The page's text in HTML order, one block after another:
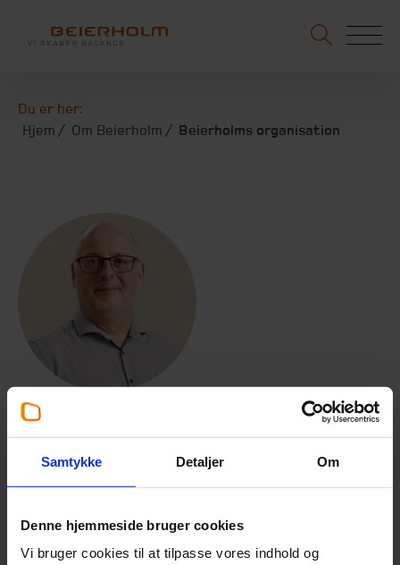
Samtykke Detaljer Om
Denne hjemmeside bruger cookies
Vi bruger cookies til at tilpasse vores indhold og
Du er her:
Hjem
Om Beierholm Beierholms organisation
Per Lund Nielsen
Partner,Statsautoriseret revisor
pln@beierholm.dk